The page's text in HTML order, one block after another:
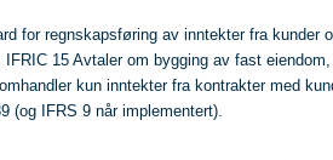
for regnskapsføring av inntekter fra
IFRIC 15 Avtaler om bygging av fast
kun inntekter fra kontrakter med
(og IFRS 9 når implementert).